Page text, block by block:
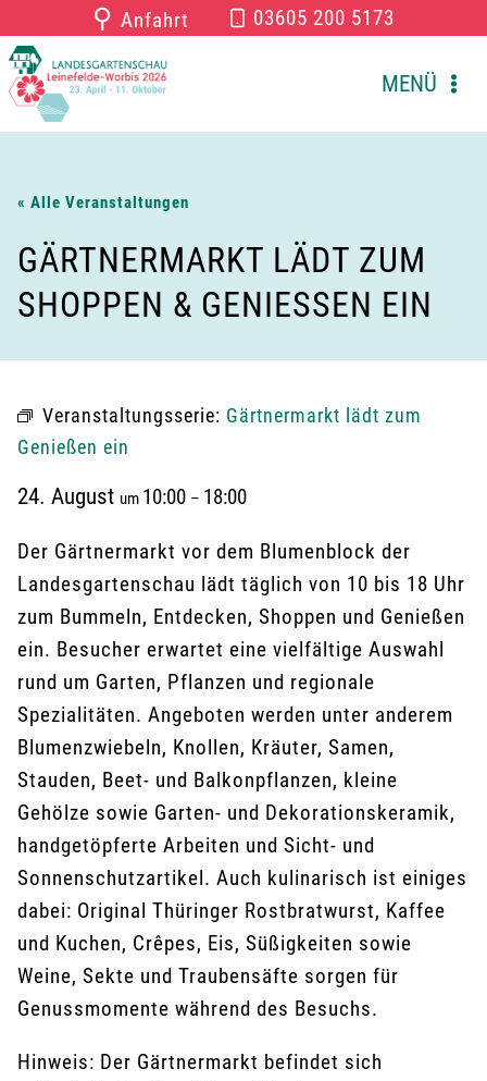
Inhalt
springen
⚲ Anfahrt 03605 200 5173
MENÜ
« Alle Veranstaltungen
GÄRTNERMARKT LÄDT ZUM
SHOPPEN & GENIESSEN EIN
Veranstaltungsserie: Gärtnermarkt lädt zum
Genießen ein
24. August um 10:00 – 18:00
Der Gärtnermarkt vor dem Blumenblock der
Landesgartenschau lädt täglich von 10 bis 18 Uhr
zum Bummeln, Entdecken, Shoppen und Genießen
ein. Besucher erwartet eine vielfältige Auswahl
rund um Garten, Pflanzen und regionale
Spezialitäten. Angeboten werden unter anderem
Blumenzwiebeln, Knollen, Kräuter, Samen,
Stauden, Beet- und Balkonpflanzen, kleine
Gehölze sowie Garten- und Dekorationskeramik,
handgetöpferte Arbeiten und Sicht- und
Sonnenschutzartikel. Auch kulinarisch ist einiges
dabei: Original Thüringer Rostbratwurst, Kaffee
und Kuchen, Crêpes, Eis, Süßigkeiten sowie
Weine, Sekte und Traubensäfte sorgen für
Genussmomente während des Besuchs.
Hinweis: Der Gärtnermarkt befindet sich